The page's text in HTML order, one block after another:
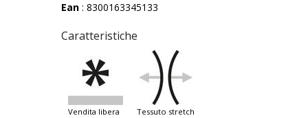
Ean : 8300163345133
Caratteristiche
vendita libera tessuto stretch